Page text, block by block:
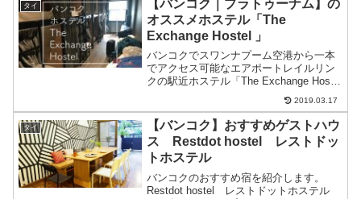
タイ
【バンコク｜プラトゥーナム】の
オススメホステル「The
Exchange Hostel 」
バンコクでスワンナプーム空港から一本
でアクセス可能なエアポートレイルリン
クの駅近ホステル「The Exchange Hostel
」はカプセル型ドミトリーで快適、出来
たばかりでまだまだ綺麗でスタッフも親
切でした。
2019.03.17
タイ
【バンコク】おすすめゲストハウ
ス Restdot hostel レストドッ
トホステル
バンコクのおすすめ宿を紹介します。
Restdot hostel レストドットホステル